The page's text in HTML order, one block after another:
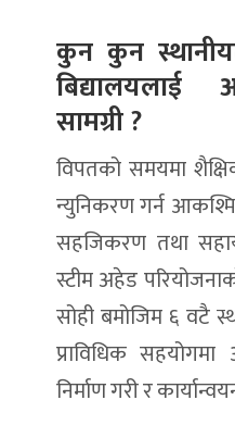
कुन कुन
सामग्री ?
विपतको समयमा
न्युनिकरण गर्न
सहजिकरण तथा
स्टीम अहेड
सोही बमोजिम ६ वटै
प्राविधिक
निर्माण गरी र